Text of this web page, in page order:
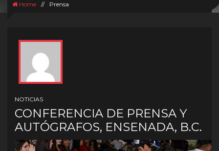
Home // Prensa
NOTICIAS
CONFERENCIA DE PRENSA Y
AUTÓGRAFOS, ENSENADA, B.C.